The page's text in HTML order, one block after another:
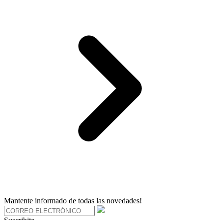
Mantente informado de todas las novedades!